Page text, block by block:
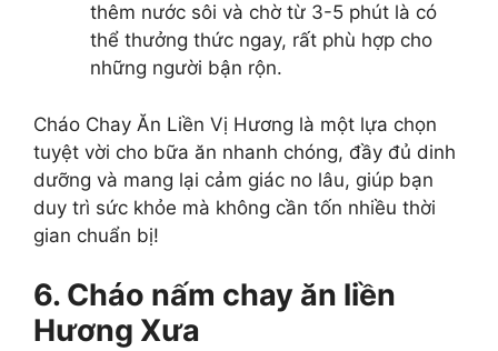
thêm nước sôi và chờ từ 3-5 phút là có
thể thưởng thức ngay, rất phù hợp cho
những người bận rộn.
Cháo Chay Ăn Liền Vị Hương là một lựa chọn
tuyệt vời cho bữa ăn nhanh chóng, đầy đủ dinh
dưỡng và mang lại cảm giác no lâu, giúp bạn
duy trì sức khỏe mà không cần tốn nhiều thời
gian chuẩn bị!
6. Cháo nấm chay ăn liền
Hương Xưa